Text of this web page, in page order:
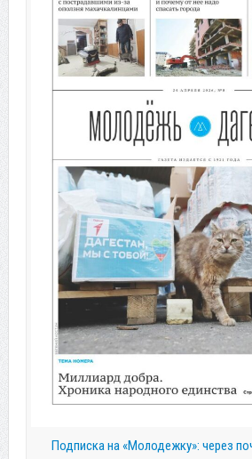
Подписка на «Молодежку»: через